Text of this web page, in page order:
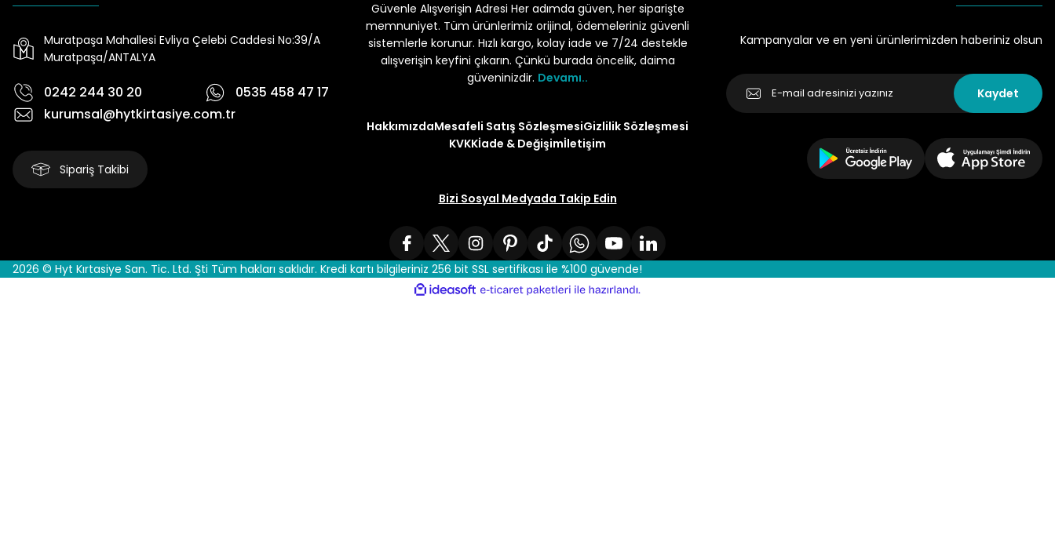
Muratpaşa Mahallesi Evliya Çelebi Caddesi No:39/A
Muratpaşa/ANTALYA
0242 244 30 20
0535 458 47 17
kurumsal@hytkirtasiye.com.tr
Sipariş Takibi
Güvenle Alışverişin Adresi Her adımda güven, her siparişte
memnuniyet. Tüm ürünlerimiz orijinal, ödemeleriniz güvenli
sistemlerle korunur. Hızlı kargo, kolay iade ve 7/24 destekle
alışverişin keyfini çıkarın. Çünkü burada öncelik, daima
güveninizdir. Devamı..
HakkımızdaMesafeli Satış SözleşmesiGizlilik Sözleşmesi
KVKKİade & Değişimİletişim
Bizi Sosyal Medyada Takip Edin
Kampanyalar ve en yeni ürünlerimizden haberiniz olsun
Kaydet
2026 © Hyt Kırtasiye San. Tic. Ltd. Şti Tüm hakları saklıdır. Kredi kartı bilgileriniz 256 bit SSL sertifikası ile %100 güvende!
ideasoft
e-